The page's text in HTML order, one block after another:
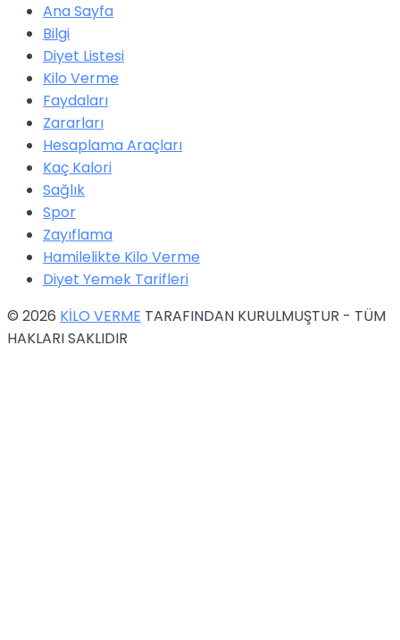
Ana Sayfa
Bilgi
Diyet Listesi
Kilo Verme
Faydaları
Zararları
Hesaplama Araçları
Kaç Kalori
Sağlık
Spor
Zayıflama
Hamilelikte Kilo Verme
Diyet Yemek Tarifleri
© 2026 KİLO VERME TARAFINDAN KURULMUŞTUR - TÜM
HAKLARI SAKLIDIR